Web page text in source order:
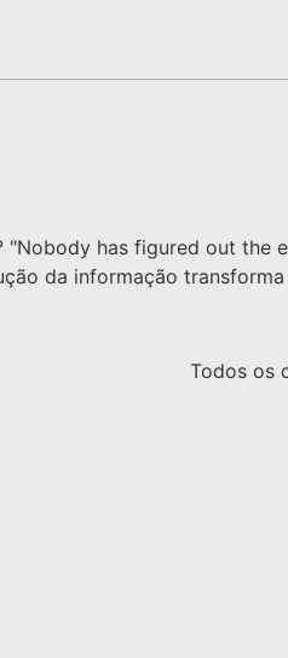
"Nobody has figured out the
da informação
Todos os